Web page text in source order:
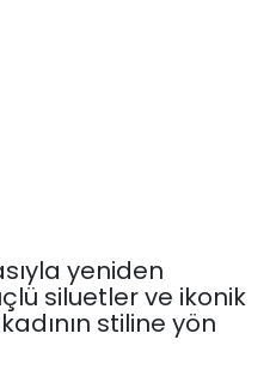
yeniden
siluetler ve ikonik
stiline yön